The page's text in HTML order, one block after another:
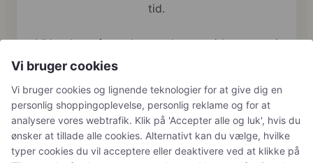
tid.
Vi har brug for at bruge al vores tid og energi
på familien lige nu, og webshoppen holder
Har du tidligere bestilt hos os, håndterer vi
naturligvis stadig returneringer, reklamationer
og spørgsmål som normalt.
Vi bruger cookies
Vi bruger cookies og lignende teknologier for at give dig en
personlig shoppingoplevelse, personlig reklame og for at
analysere vores webtrafik. Klik på 'Accepter alle og luk', hvis du
ønsker at tillade alle cookies. Alternativt kan du vælge, hvilke
typer cookies du vil acceptere eller deaktivere ved at klikke på